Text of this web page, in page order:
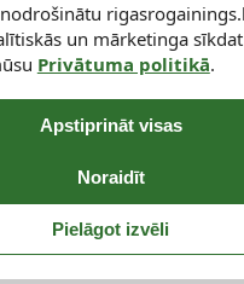
un mārketinga
Privātuma politikā.
Apstiprināt visas
Noraidīt
Pielāgot izvēli